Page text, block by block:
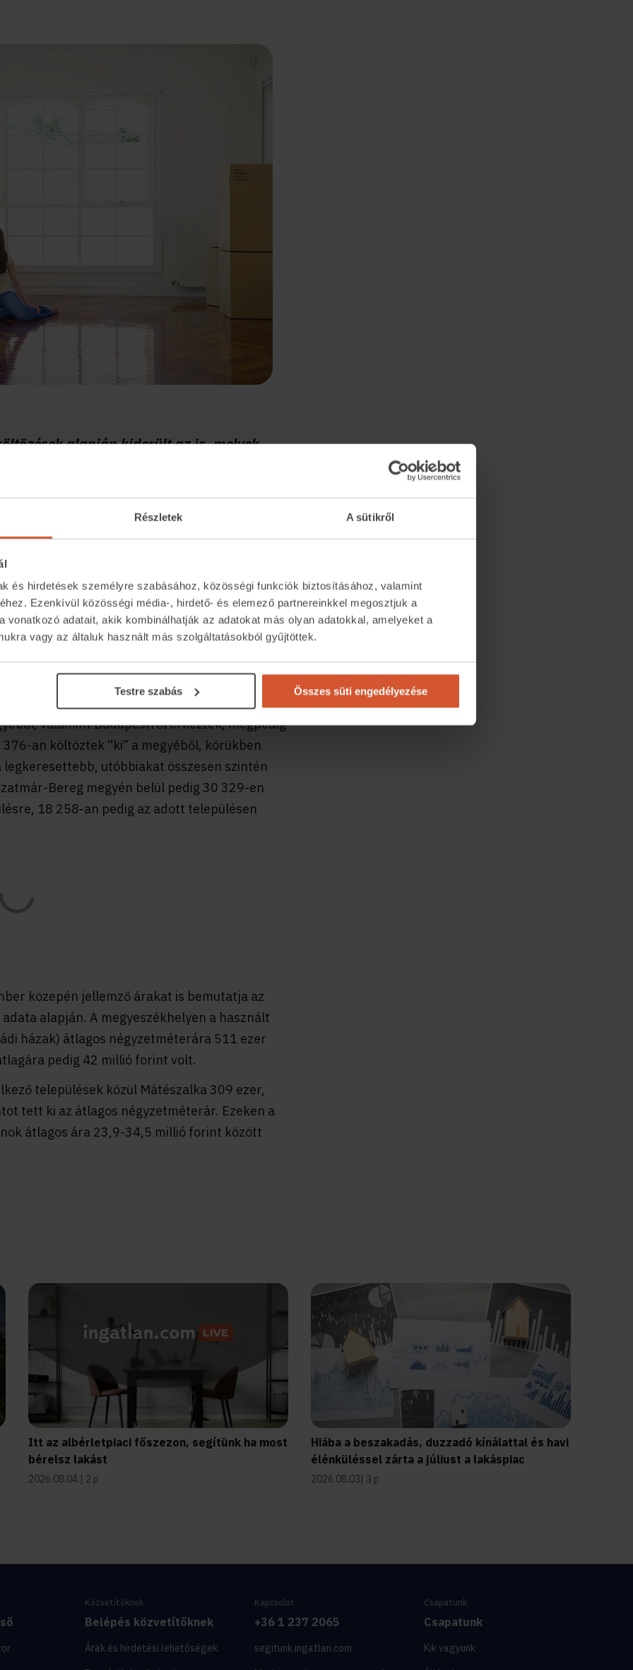
Részletek A sütikről
és hirdetések személyre szabásához, közösségi funkciók biztosításához, valamint
Ezenkívül közösségi média-, hirdető- és elemező partnereinkkel megosztjuk a
vonatkozó adatait, akik kombinálhatják az adatokat más olyan adatokkal, amelyeket a
vagy az általuk használt más szolgáltatásokból gyűjtöttek.
Testre szabás Összes süti engedélyezése
alapján kiderült az is, melyek
Az állandó lakhelyet váltók közül a
Győr-Moson-Sopronban találtak új
A nyugati határmegyét Baranya és
eredménnyel, Csongrád-Csanád
településen belül váltott lakhelyet.
költözők aránya Hajdú-Bihar és Békés
százaléka maradt az adott településen
Szabolcs-Szatmár-Bereg adatait. A
vagy éppen a fővárosból. A legtöbben
valamint Budapestről érkeztek, mégpedig
an költöztek “ki” a megyéből, körükben
utóbbiakat összesen szintén
Bereg megyén belül pedig 30 329-en
18 258-an pedig az adott településen
közepén jellemző árakat is bemutatja az
alapján. A megyeszékhelyen a használt
házak) átlagos négyzetméterára 511 ezer
pedig 42 millió forint volt.
települések közül Mátészalka 309 ezer,
tett ki az átlagos négyzetméterár. Ezeken a
átlagos ára 23,9-34,5 millió forint között
Itt az albérletpiaci főszezon, segítünk ha most
bérelsz lakást
2026.08.04. 2 p
Hiába a beszakadás, duzzadó kínálattal és havi
élénküléssel zárta a júliust a lakáspiac
2026.08.03 3 p
Közvetítőknek
Belépés közvetítőknek
Árak és hirdetési lehetőségek
Kapcsolat
+36 1 237 2065
segitunk.ingatlan.com
Csapatunk
Csapatunk
Kik vagyunk